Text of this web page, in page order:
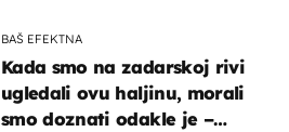
BAŠ EFEKTNA
Kada smo na zadarskoj rivi
ugledali ovu haljinu, morali
smo doznati odakle je –